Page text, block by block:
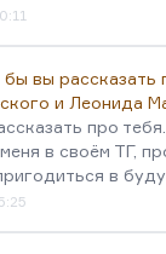
бы вы рассказать
и Леонида
про
в своём ТГ,
в